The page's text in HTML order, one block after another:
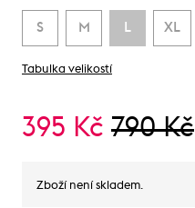
S M L XL
Tabulka velikostí
395 Kč 790 Kč
Zboží není skladem.